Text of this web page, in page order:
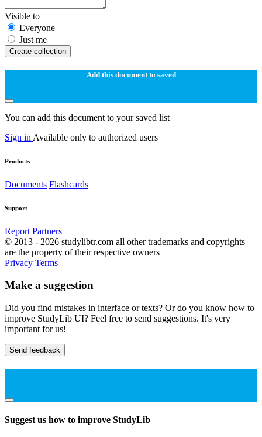
Visible to
Everyone
Just me
Create collection
Add this document to saved
You can add this document to your saved list
Sign in Available only to authorized users
Products
Documents Flashcards
Support
Report Partners
© 2013 - 2026 studylibtr.com all other trademarks and copyrights
are the property of their respective owners
Privacy Terms
Make a suggestion
Did you find mistakes in interface or texts? Or do you know how to
improve StudyLib UI? Feel free to send suggestions. It's very
important for us!
Send feedback
Suggest us how to improve StudyLib